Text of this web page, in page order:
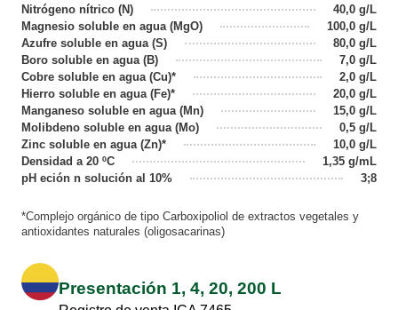
Nitrógeno nítrico (N)
40,0 g/L
Magnesio soluble en agua (MgO)
100,0 g/L
Azufre soluble en agua (S)
80,0 g/L
Boro soluble en agua (B)
7,0 g/L
Cobre soluble en agua (Cu)*
2,0 g/L
Hierro soluble en agua (Fe)*
20,0 g/L
Manganeso soluble en agua (Mn)
15,0 g/L
Molibdeno soluble en agua (Mo)
0,5 g/L
Zinc soluble en agua (Zn)*
10,0 g/L
Densidad a 20 ºC
1,35 g/mL
pH eción n solución al 10%
3;8
*Complejo orgánico de tipo Carboxipoliol de extractos vegetales y
antioxidantes naturales (oligosacarinas)
Presentación 1, 4, 20, 200 L